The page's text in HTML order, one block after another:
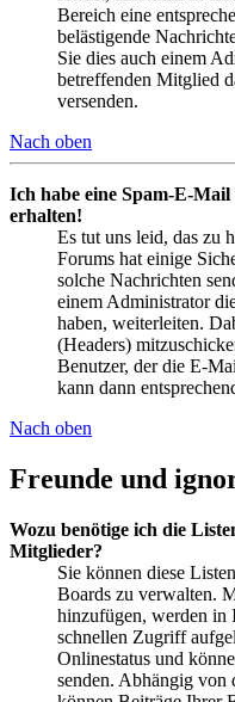
Bereich eine
belästigende
Sie dies auch einem
betreffenden Mitglied
versenden.
Nach oben
Ich habe eine Spam-E-
erhalten!
Es tut uns leid, das zu
Forums hat einige
solche Nachrichten
einem Administrator
haben, weiterleiten.
(Headers)
Benutzer, der die E-
kann dann
Nach oben
Freunde und
Wozu benötige ich die
Mitglieder?
Sie können diese
Boards zu verwalten.
hinzufügen, werden in
schnellen Zugriff
Onlinestatus und
senden. Abhängig von